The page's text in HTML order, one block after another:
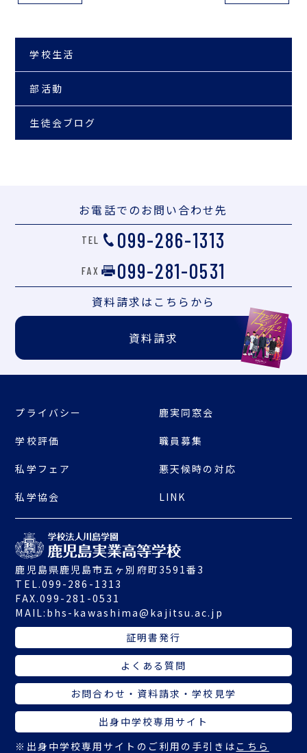
学校生活
部活動
生徒会ブログ
お電話でのお問い合わせ先
TEL 099-286-1313
FAX 099-281-0531
資料請求は こちらから
資料請求
鹿児島県鹿児島市五ヶ別府町3591番3
TEL.099-286-1313
FAX.099-281-0531
MAIL: bhs-kawashima@kajitsu.ac.jp
証明書発行
よくある質問
お問合わせ・資料請求・学校見学
出身中学校専用サイト
※出身中学校専用サイトのご利用の手引きは こちら
プライバシー 鹿実同窓会
学校評価 職員募集
私学フェア 悪天候時の対応
私学協会 LINK